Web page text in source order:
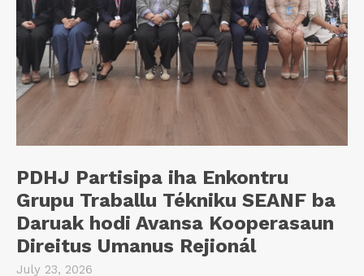
PDHJ Partisipa iha Enkontru
Grupu Traballu Tékniku SEANF ba
Daruak hodi Avansa Kooperasaun
Direitus Umanus Rejionál
July 23, 2026